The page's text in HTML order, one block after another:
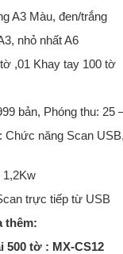
A3 Màu, đen/trắng
nhỏ nhất A6
,01 Khay tay 100 tờ
bản, Phóng thu: 25
năng Scan
trực tiếp từ USB
thêm:
500 tờ : MX-CS12